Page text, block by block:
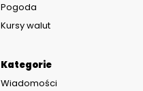
Kategorie
Wiadomości
Pogoda
Kursy walut